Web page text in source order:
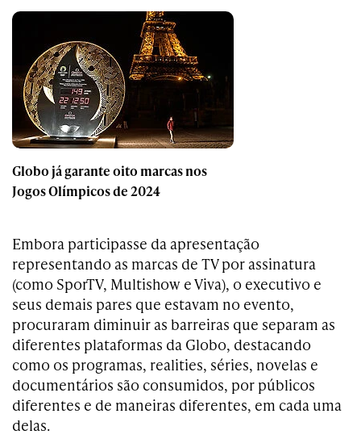
Globo já garante oito marcas nos
Jogos Olímpicos de 2024
Embora participasse da apresentação
representando as marcas de TV por assinatura
(como SporTV, Multishow e Viva), o executivo e
seus demais pares que estavam no evento,
procuraram diminuir as barreiras que separam as
diferentes plataformas da Globo, destacando
como os programas, realities, séries, novelas e
documentários são consumidos, por públicos
diferentes e de maneiras diferentes, em cada uma
delas.